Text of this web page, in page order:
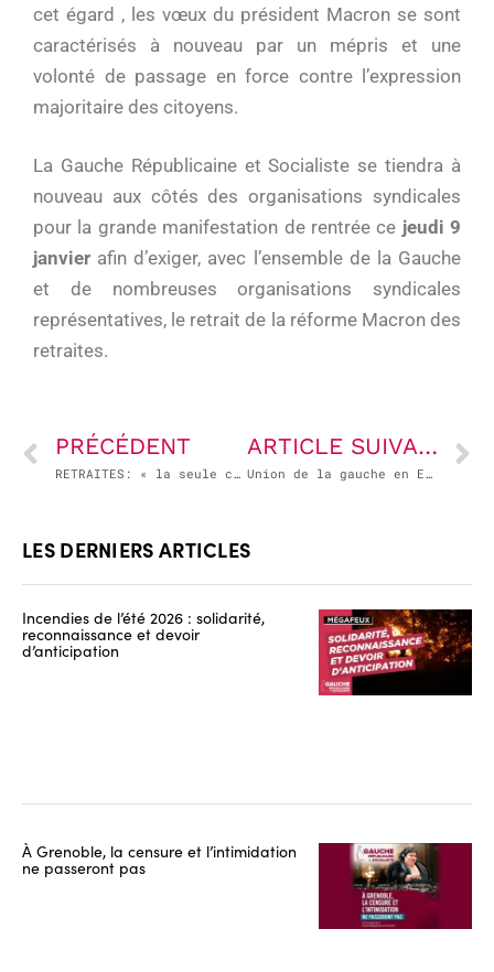
cet égard , les vœux du président Macron se sont
caractérisés à nouveau par un mépris et une
volonté de passage en force contre l’expression
majoritaire des citoyens.
La Gauche Républicaine et Socialiste se tiendra à
nouveau aux côtés des organisations syndicales
pour la grande manifestation de rentrée ce jeudi 9
janvier afin d’exiger, avec l’ensemble de la Gauche
et de nombreuses organisations syndicales
représentatives, le retrait de la réforme Macron des
retraites.
PRÉCÉDENT
RETRAITES: « la seule chose qui sera universelle dans cette réforme, c’est la baisse du niveau des pensions »
ARTICLE SUIVANT
Union de la gauche en Espagne : un gouvernement porteur d’espoir mais extrêmement fragile
LES DERNIERS ARTICLES
Incendies de l’été 2026 : solidarité,
reconnaissance et devoir
d’anticipation
À Grenoble, la censure et l’intimidation
ne passeront pas